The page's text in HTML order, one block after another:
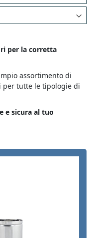
per la corretta
assortimento di
per tutte le tipologie di
e sicura al tuo